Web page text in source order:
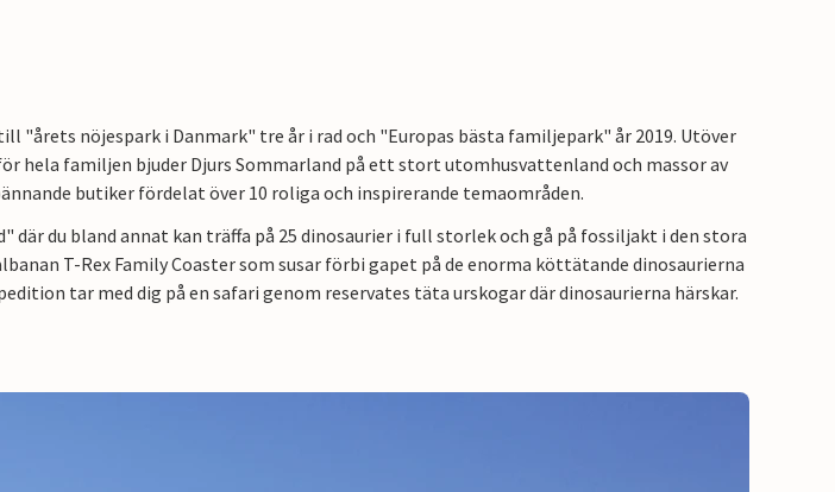
"årets nöjespark i Danmark" tre år i rad och "Europas bästa familjepark" år 2019. Utöver
hela familjen bjuder Djurs Sommarland på ett stort utomhusvattenland och massor av
butiker fördelat över 10 roliga och inspirerande temaområden.
du bland annat kan träffa på 25 dinosaurier i full storlek och gå på fossiljakt i den stora
T-Rex Family Coaster som susar förbi gapet på de enorma köttätande dinosaurierna
tar med dig på en safari genom reservates täta urskogar där dinosaurierna härskar.